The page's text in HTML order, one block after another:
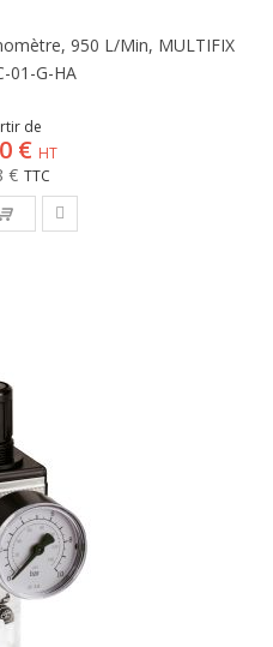
950 L/min, MULTIFIX
01-G-HA
de
€
€